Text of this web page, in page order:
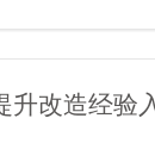
升改造经验